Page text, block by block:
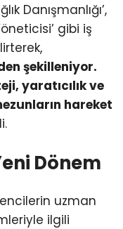
Danışmanlığı’,
gibi iş
şekilleniyor.
yaratıcılık ve
hareket
Dönem
uzman
ilgili